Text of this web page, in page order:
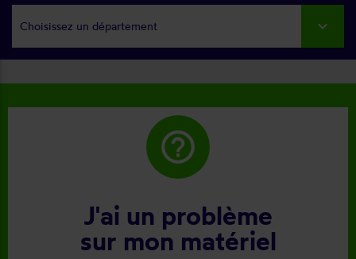
Choisissez un département
help_outline
J'ai un problème
sur mon matériel